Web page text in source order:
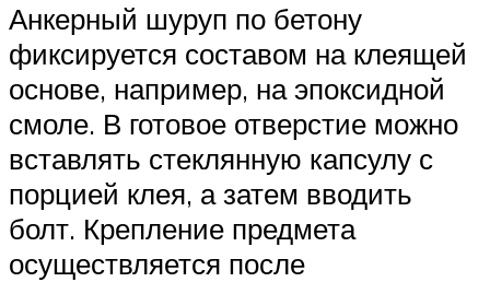
Анкерный шуруп по бетону
фиксируется составом на клеящей
основе, например, на эпоксидной
смоле. В готовое отверстие можно
вставлять стеклянную капсулу с
порцией клея, а затем вводить
болт. Крепление предмета
осуществляется после